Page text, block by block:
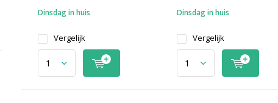
Dinsdag in huis
Vergelijk
Dinsdag in huis
Vergelijk